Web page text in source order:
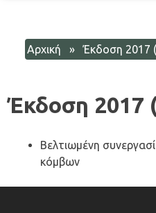
Αρχική » Έκδοση 2017
Έκδοση 2017
Βελτιωμένη
κόμβων